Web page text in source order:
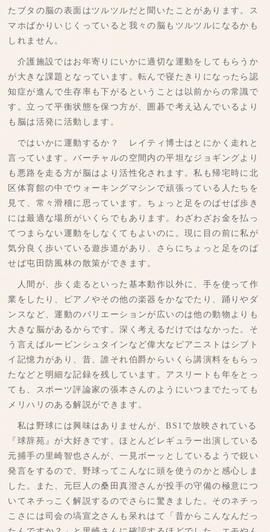
たブタの脳の表面はツルツルだと聞いたことがあります。ス
マホばかりいじくっていると我々の脳もツルツルになるかも
しれません。
介護施設ではお年寄りにいかに適切な運動をしてもらうか
が大きな課題となっています。転んで寝たきりになったら認
知症が進んで生存率も下がるということは以前からの常識で
す。立って平衡状態を保つ方が、囲碁で考え込んでいるより
も脳は活発に活動します。
ではいかに運動するか？ レイティ博士はとにかく走れと
言っています。バーチャルの空間内の平坦なジョギングより
も悪路を走る方が脳はより活性化されます。私も帰宅時に北
区体育館の中でウォーキングマシンで頑張っている人たちを
見て、常々滑稽に思っています。ちょっと足をのばせば歩き
には最適な場所がいくらでもあります。わざわざお金を払っ
てつまらない運動をしなくてもよいのに。現に目の前に私が
気分良く歩いている遊歩道があり、さらにちょっと足をのば
せば屯田防風林の散策ができます。
人間が、歩く走るといった基本動作以外に、手を使って作
業をしたり、ピアノやその他の楽器をかなでたり、踊りやダ
ンスなど、運動のバリエーションが広いのは他の動物よりも
大きな脳があるからです。深く考えるだけではなかった。そ
う言えばルービンシュタインなど偉大なピアニストはシブト
イ記憶力があり、昔、誰それ伯爵からいくら講演料をもらっ
たなどと明細な記録を残しています。アスリートも年をとっ
ても、スポーツ評論家の張本さんのようにいつまでたっても
メリハリのある解説ができます。
私は野球には興味はありませんが、BS1で放映されている
『球辞苑』が大好きです。ほとんどレギュラー出演している
元捕手の里崎智也さんが、一見ボーッとしているようで鋭い
発言をするので、野球ってこんなに頭を使うのかと感心しま
した。また、元巨人の桑田真澄さんが投手の守備の極意につ
いてネチっこく解説するのでさらに驚きました。そのネチっ
こさには司会の塙宣之さんも呆れはて「昔からこんなんだっ